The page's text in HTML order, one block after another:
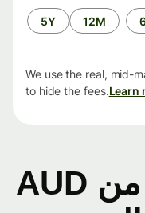
12M
5Y
We use the real,
to hide the fees.
أسعار الصرف من AUD